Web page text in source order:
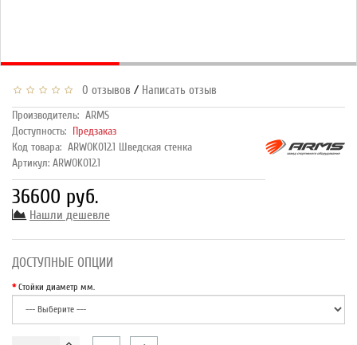
0 отзывов / Написать отзыв
Производитель: ARMS
Доступность: Предзаказ
Код товара: ARWOK012.1 Шведская стенка
Артикул: ARWOK012.1
36600 руб.
Нашли дешевле
ДОСТУПНЫЕ ОПЦИИ
Стойки диаметр мм.